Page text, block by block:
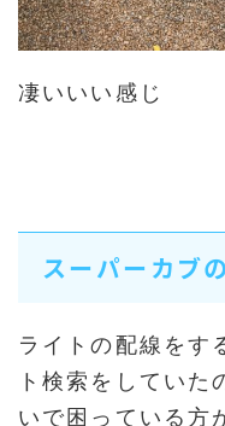
凄いいい感じ
スーパーカブ
ライトの配線をす
ト検索をしていた
いで困っている方